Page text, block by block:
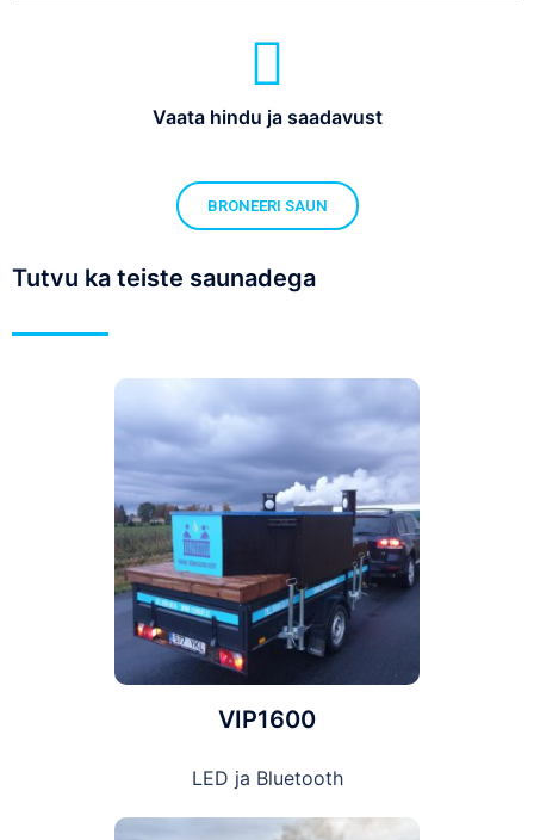
Vaata hindu ja saadavust
BRONEERI SAUN
Tutvu ka teiste saunadega
VIP1600
LED ja Bluetooth